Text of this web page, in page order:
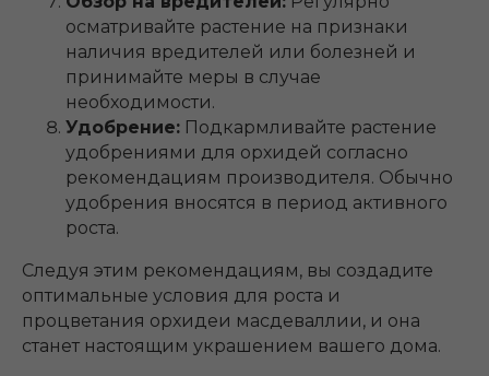
осматривайте растение на признаки
наличия вредителей или болезней и
принимайте меры в случае
необходимости.
Удобрение: Подкармливайте растение
удобрениями для орхидей согласно
рекомендациям производителя. Обычно
удобрения вносятся в период активного
роста.
Следуя этим рекомендациям, вы создадите
оптимальные условия для роста и
процветания орхидеи масдеваллии, и она
станет настоящим украшением вашего дома.